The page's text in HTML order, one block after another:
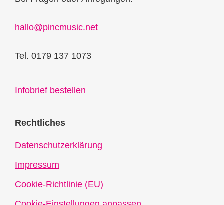
hallo@pincmusic.net
Tel. 0179 137 1073
Infobrief bestellen
Rechtliches
Datenschutzerklärung
Impressum
Cookie-Richtlinie (EU)